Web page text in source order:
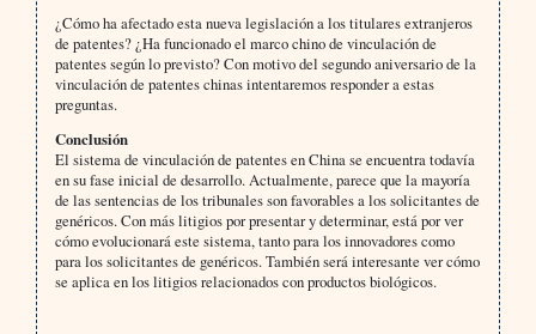
¿Cómo ha afectado esta nueva legislación a los titulares extranjeros
de patentes? ¿Ha funcionado el marco chino de vinculación de
patentes según lo previsto? Con motivo del segundo aniversario de la
vinculación de patentes chinas intentaremos responder a estas
preguntas.
Conclusión
El sistema de vinculación de patentes en China se encuentra todavía
en su fase inicial de desarrollo. Actualmente, parece que la mayoría
de las sentencias de los tribunales son favorables a los solicitantes de
genéricos. Con más litigios por presentar y determinar, está por ver
cómo evolucionará este sistema, tanto para los innovadores como
para los solicitantes de genéricos. También será interesante ver cómo
se aplica en los litigios relacionados con productos biológicos.